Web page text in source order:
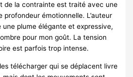
de la contrainte est traité avec une
profondeur émotionnelle. L’auteur
plume élégante et expressive,
pour mon goût. La tension
est parfois trop intense.
télécharger qui se déplacent livre